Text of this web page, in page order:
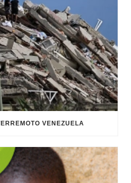
VENEZUELA